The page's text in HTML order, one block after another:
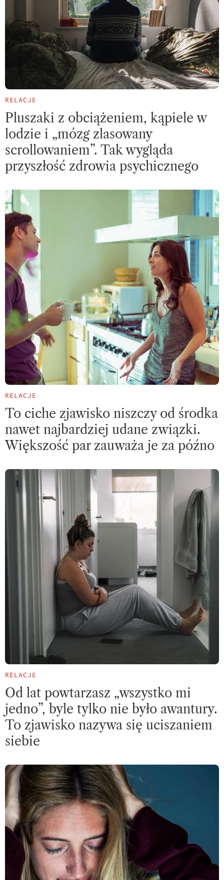
RELACJE
Pluszaki z obciążeniem, kąpiele w
lodzie i „mózg zlasowany
scrollowaniem”. Tak wygląda
przyszłość zdrowia psychicznego
RELACJE
To ciche zjawisko niszczy od środka
nawet najbardziej udane związki.
Większość par zauważa je za późno
RELACJE
Od lat powtarzasz „wszystko mi
jedno”, byle tylko nie było awantury.
To zjawisko nazywa się uciszaniem
siebie